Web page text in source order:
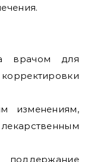
врачом для
изменениям,